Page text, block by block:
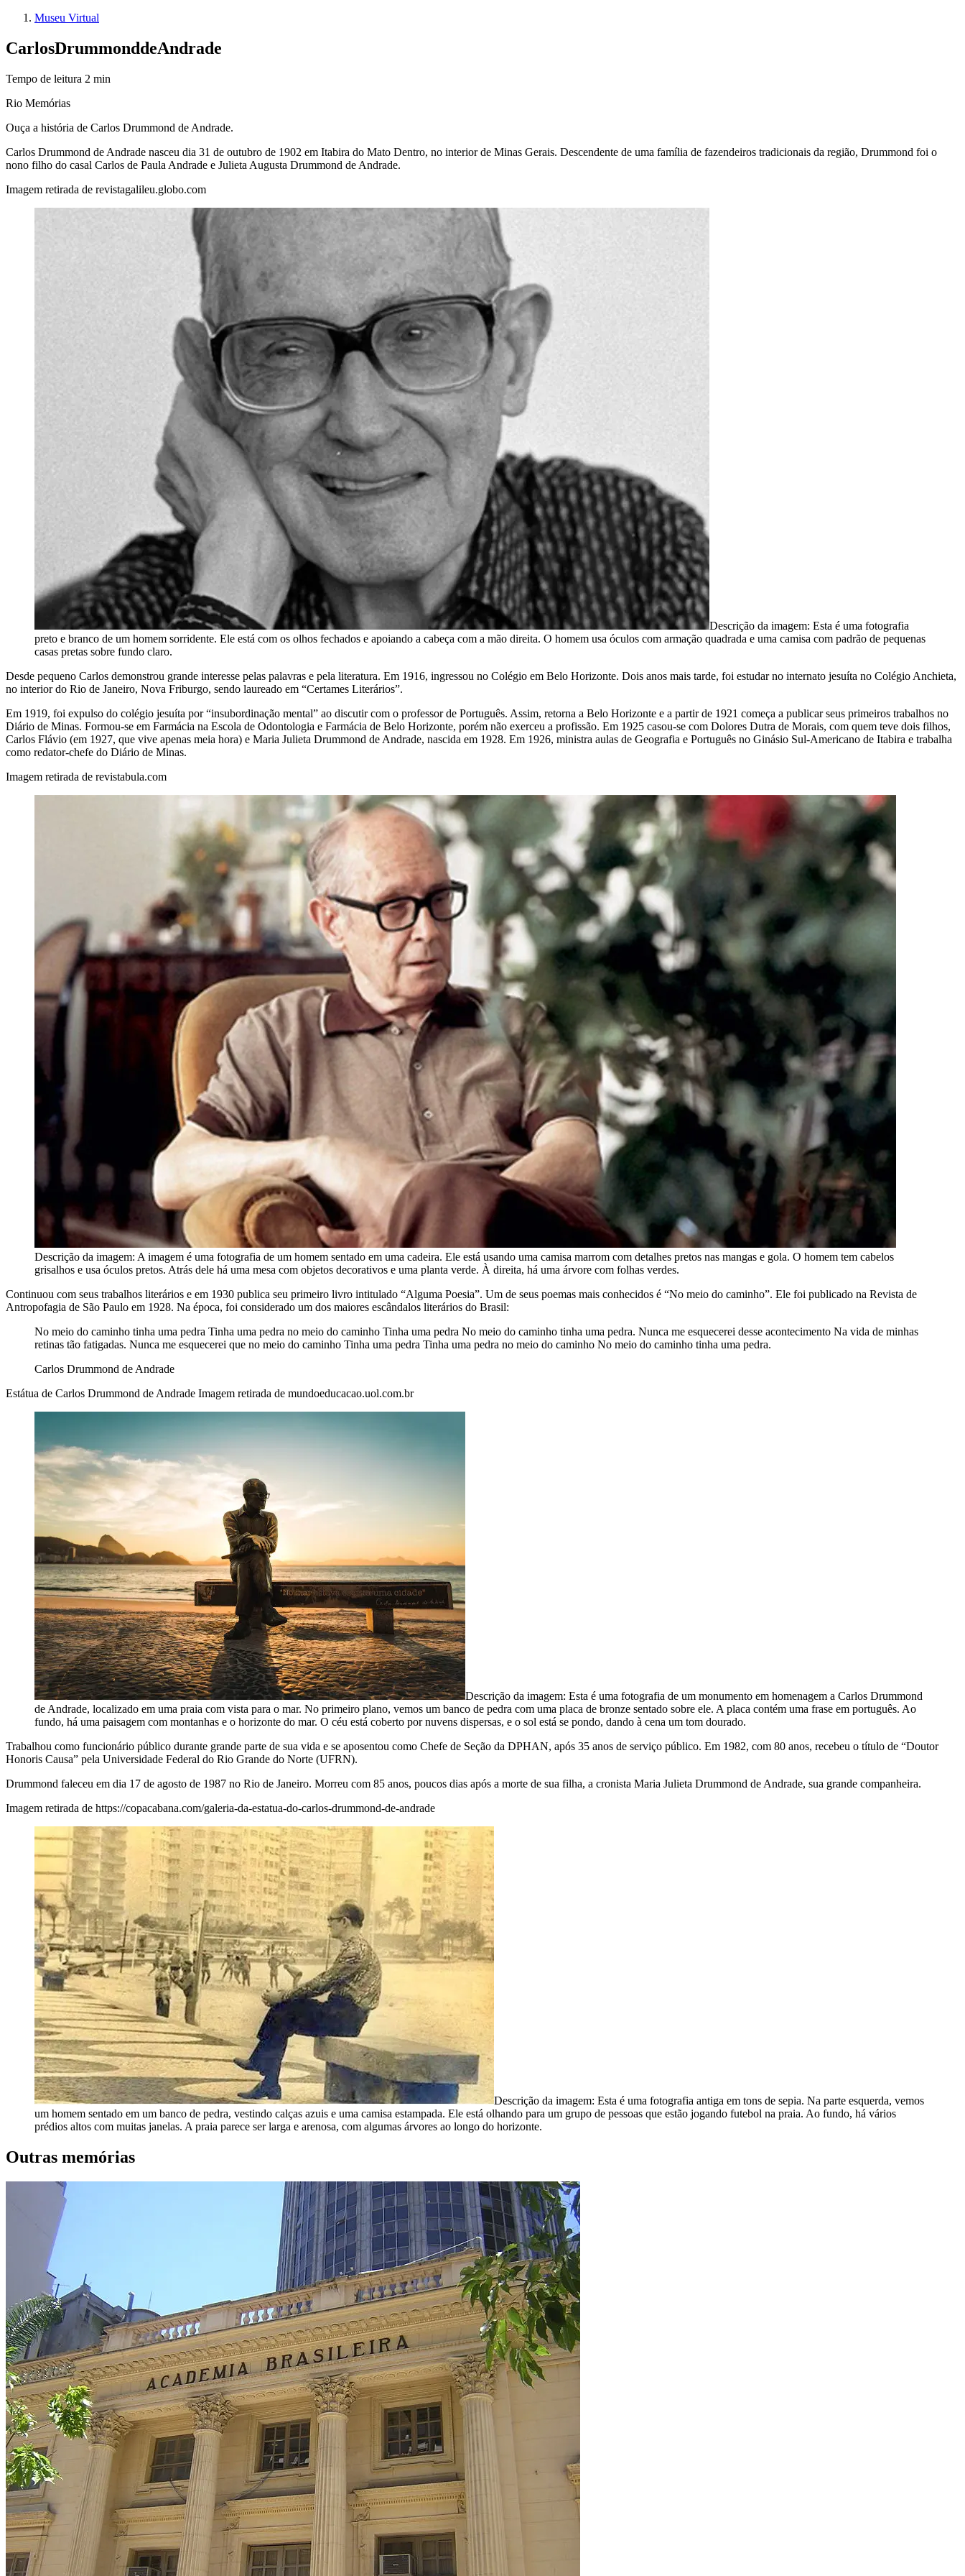
Museu Virtual
CarlosDrummonddeAndrade
Tempo de leitura 2 min
Rio Memórias
Ouça a história de Carlos Drummond de Andrade.
Carlos Drummond de Andrade nasceu dia 31 de outubro de 1902 em Itabira do Mato Dentro, no interior de Minas Gerais. Descendente de uma família de fazendeiros tradicionais da região, Drummond foi o
nono filho do casal Carlos de Paula Andrade e Julieta Augusta Drummond de Andrade.
Imagem retirada de revistagalileu.globo.com
Descrição da imagem: Esta é uma fotografia
preto e branco de um homem sorridente. Ele está com os olhos fechados e apoiando a cabeça com a mão direita. O homem usa óculos com armação quadrada e uma camisa com padrão de pequenas
casas pretas sobre fundo claro.
Desde pequeno Carlos demonstrou grande interesse pelas palavras e pela literatura. Em 1916, ingressou no Colégio em Belo Horizonte. Dois anos mais tarde, foi estudar no internato jesuíta no Colégio Anchieta,
no interior do Rio de Janeiro, Nova Friburgo, sendo laureado em “Certames Literários”.
Em 1919, foi expulso do colégio jesuíta por “insubordinação mental” ao discutir com o professor de Português. Assim, retorna a Belo Horizonte e a partir de 1921 começa a publicar seus primeiros trabalhos no
Diário de Minas. Formou-se em Farmácia na Escola de Odontologia e Farmácia de Belo Horizonte, porém não exerceu a profissão. Em 1925 casou-se com Dolores Dutra de Morais, com quem teve dois filhos,
Carlos Flávio (em 1927, que vive apenas meia hora) e Maria Julieta Drummond de Andrade, nascida em 1928. Em 1926, ministra aulas de Geografia e Português no Ginásio Sul-Americano de Itabira e trabalha
como redator-chefe do Diário de Minas.
Imagem retirada de revistabula.com
Descrição da imagem: A imagem é uma fotografia de um homem sentado em uma cadeira. Ele está usando uma camisa marrom com detalhes pretos nas mangas e gola. O homem tem cabelos
grisalhos e usa óculos pretos. Atrás dele há uma mesa com objetos decorativos e uma planta verde. À direita, há uma árvore com folhas verdes.
Continuou com seus trabalhos literários e em 1930 publica seu primeiro livro intitulado “Alguma Poesia”. Um de seus poemas mais conhecidos é “No meio do caminho”. Ele foi publicado na Revista de
Antropofagia de São Paulo em 1928. Na época, foi considerado um dos maiores escândalos literários do Brasil:
No meio do caminho tinha uma pedra Tinha uma pedra no meio do caminho Tinha uma pedra No meio do caminho tinha uma pedra. Nunca me esquecerei desse acontecimento Na vida de minhas
retinas tão fatigadas. Nunca me esquecerei que no meio do caminho Tinha uma pedra Tinha uma pedra no meio do caminho No meio do caminho tinha uma pedra.
Carlos Drummond de Andrade
Estátua de Carlos Drummond de Andrade Imagem retirada de mundoeducacao.uol.com.br
Descrição da imagem: Esta é uma fotografia de um monumento em homenagem a Carlos Drummond
de Andrade, localizado em uma praia com vista para o mar. No primeiro plano, vemos um banco de pedra com uma placa de bronze sentado sobre ele. A placa contém uma frase em português. Ao
fundo, há uma paisagem com montanhas e o horizonte do mar. O céu está coberto por nuvens dispersas, e o sol está se pondo, dando à cena um tom dourado.
Trabalhou como funcionário público durante grande parte de sua vida e se aposentou como Chefe de Seção da DPHAN, após 35 anos de serviço público. Em 1982, com 80 anos, recebeu o título de “Doutor
Honoris Causa” pela Universidade Federal do Rio Grande do Norte (UFRN).
Drummond faleceu em dia 17 de agosto de 1987 no Rio de Janeiro. Morreu com 85 anos, poucos dias após a morte de sua filha, a cronista Maria Julieta Drummond de Andrade, sua grande companheira.
Imagem retirada de https://copacabana.com/galeria-da-estatua-do-carlos-drummond-de-andrade
Descrição da imagem: Esta é uma fotografia antiga em tons de sepia. Na parte esquerda, vemos
um homem sentado em um banco de pedra, vestindo calças azuis e uma camisa estampada. Ele está olhando para um grupo de pessoas que estão jogando futebol na praia. Ao fundo, há vários
prédios altos com muitas janelas. A praia parece ser larga e arenosa, com algumas árvores ao longo do horizonte.
Outras memórias